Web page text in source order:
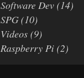
Software Dev(14)
SPG(10)
Videos(9)
Raspberry Pi(2)